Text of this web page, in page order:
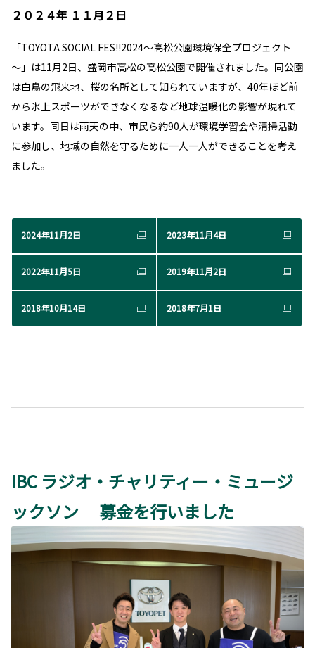
２０２４年 １１月２日
「TOYOTA SOCIAL FES!!2024～高松公園環境保全プロジェクト
～」は11月2日、盛岡市高松の高松公園で開催されました。同公園
は白鳥の飛来地、桜の名所として知られていますが、 40年ほど前
から氷上スポーツができなくなるなど地球温暖化の影響が現れて
います。同日は雨天の中、市民ら約90人が環境学習会や清掃活動
に参加し、地域の自然を守るために一人一人ができることを考え
ました。
2024年11月2日 2023年11月4日
2022年11月5日 2019年11月2日
2018年10月14日 2018年7月1日
IBC ラジオ・チャリティー・ミュージ
ックソン 募金を行いました